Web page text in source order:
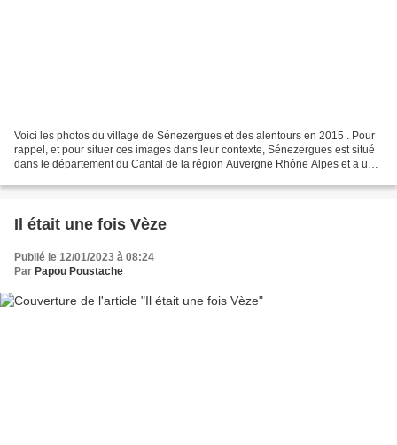
Voici les photos du village de Sénezergues et des alentours en 2015 . Pour
rappel, et pour situer ces images dans leur contexte, Sénezergues est situé
dans le département du Cantal de la région Auvergne Rhône Alpes et a une
Il était une fois Vèze
Publié le 12/01/2023 à 08:24
Par Papou Poustache